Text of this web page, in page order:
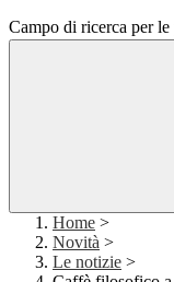
Campo di ricerca per
Home >
Novità >
Le notizie >